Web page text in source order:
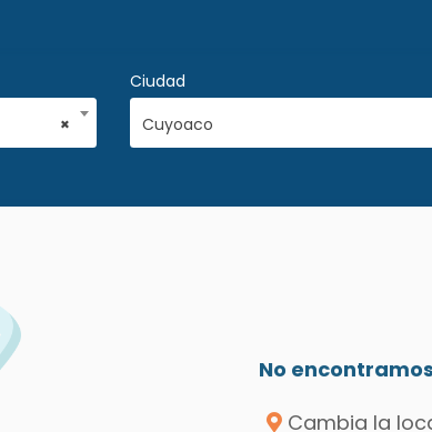
×
Ciudad
Cuyoaco
No
Cambia la